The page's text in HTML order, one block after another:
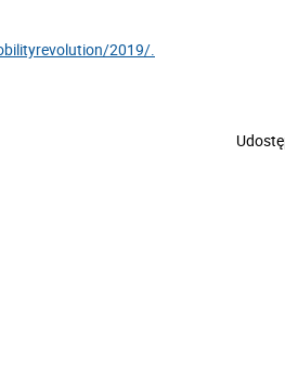
2019/.